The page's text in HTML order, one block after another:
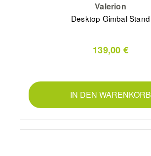
Valerion
Desktop Gimbal Stand
139,00 €
IN DEN WARENKORB